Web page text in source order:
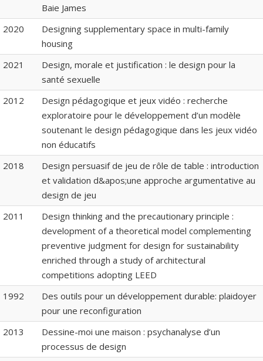
Baie James
2020
Designing supplementary space in multi-family
housing
2021
Design, morale et justification : le design pour la
santé sexuelle
2012
Design pédagogique et jeux vidéo : recherche
exploratoire pour le développement d’un modèle
soutenant le design pédagogique dans les jeux vidéo
non éducatifs
2018
Design persuasif de jeu de rôle de table : introduction
et validation d&apos;une approche argumentative au
design de jeu
2011
Design thinking and the precautionary principle :
development of a theoretical model complementing
preventive judgment for design for sustainability
enriched through a study of architectural
competitions adopting LEED
1992
Des outils pour un développement durable: plaidoyer
pour une reconfiguration
2013
Dessine-moi une maison : psychanalyse d’un
processus de design